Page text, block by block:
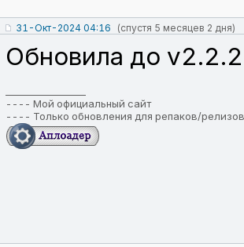
31-Окт-2024 04:16 (спустя 5 месяцев 2 дня)
Обновила до
---- Мой официальный сайт
---- Только обновления для репаков/релизов